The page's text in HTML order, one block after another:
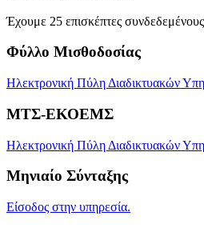
Έχουμε 25 επισκέπτες συνδεδεμένους
Φύλλο Μισθοδοσίας
Ηλεκτρονική Πύλη Διαδικτυακών
ΜΤΣ-ΕΚΟΕΜΣ
Ηλεκτρονική Πύλη Διαδικτυακών
Μηνιαίο Σύνταξης
Είσοδος στην υπηρεσία.